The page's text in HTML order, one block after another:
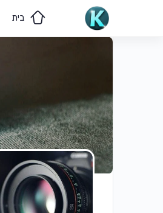
בית